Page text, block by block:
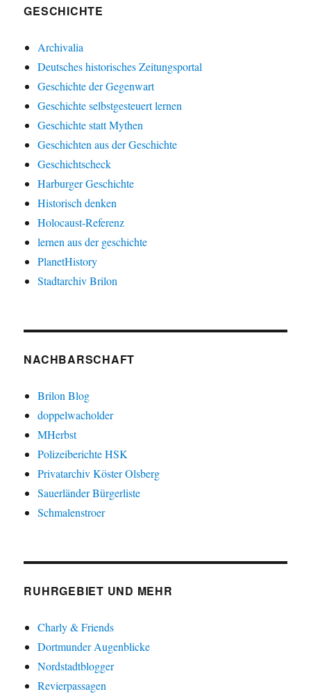
GESCHICHTE
Archivalia
Deutsches historisches Zeitungsportal
Geschichte der Gegenwart
Geschichte selbstgesteuert lernen
Geschichte statt Mythen
Geschichten aus der Geschichte
Geschichtscheck
Harburger Geschichte
Historisch denken
Holocaust-Referenz
lernen aus der geschichte
PlanetHistory
Stadtarchiv Brilon
NACHBARSCHAFT
Brilon Blog
doppelwacholder
MHerbst
Polizeiberichte HSK
Privatarchiv Köster Olsberg
Sauerländer Bürgerliste
Schmalenstroer
RUHRGEBIET UND MEHR
Charly & Friends
Dortmunder Augenblicke
Nordstadtblogger
Revierpassagen